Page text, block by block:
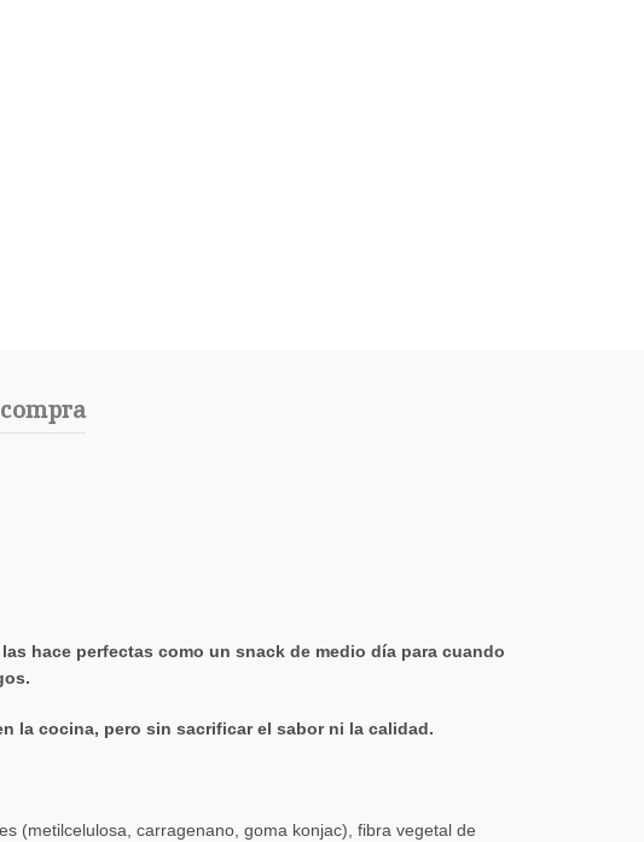
hace perfectas como un snack de medio día para cuando
la cocina, pero sin sacrificar el sabor ni la calidad.
(metilcelulosa, carragenano, goma konjac), fibra vegetal de